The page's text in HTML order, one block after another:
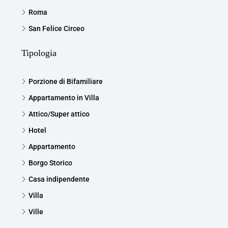
Roma
San Felice Circeo
Tipologia
Porzione di Bifamiliare
Appartamento in Villa
Attico/Super attico
Hotel
Appartamento
Borgo Storico
Casa indipendente
Villa
Ville